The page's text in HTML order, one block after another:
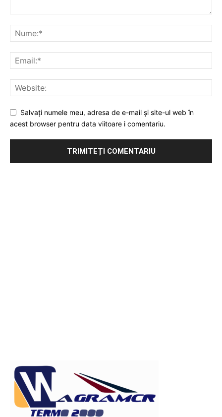
Salvați numele meu, adresa de e-mail și site-ul web în
acest browser pentru data viitoare i comentariu.